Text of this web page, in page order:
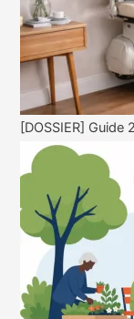
[DOSSIER]